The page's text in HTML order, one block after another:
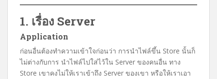
k
1. เรื่อง Server
Application
ก่อนอื่นต้องทำความเข้าใจก่อนว่า การนำไฟล์ขึ้น Store นั้นก็
ไม่ต่างกับการ นำไฟล์ไปใส่ไว้ใน Server ของคนอื่น ทาง
Store เขาคงไม่ให้เราเข้าถึง Server ของเขา หรือให้เราเอา